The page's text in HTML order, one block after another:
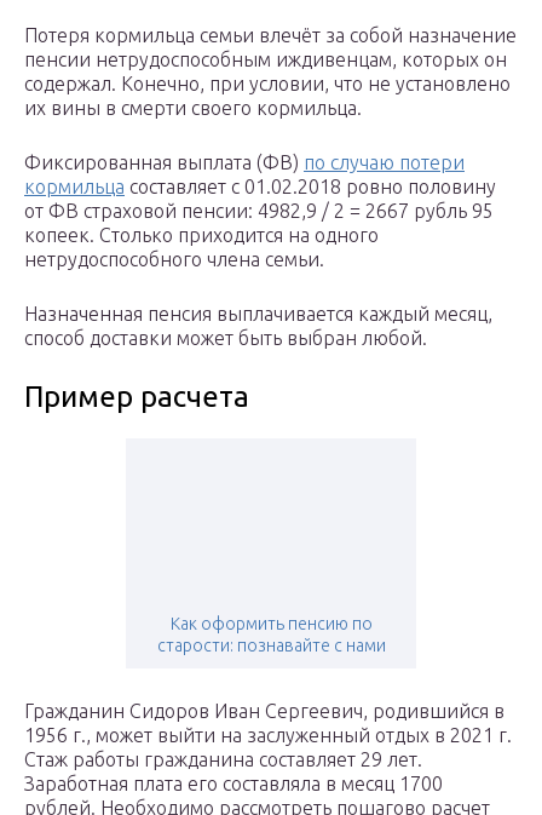
Потеря кормильца семьи влечёт за собой назначение
пенсии нетрудоспособным иждивенцам, которых он
содержал. Конечно, при условии, что не установлено
их вины в смерти своего кормильца.
Фиксированная выплата (ФВ) по случаю потери
кормильца составляет с 01.02.2018 ровно половину
от ФВ страховой пенсии: 4982,9 / 2 = 2667 рубль 95
копеек. Столько приходится на одного
нетрудоспособного члена семьи.
Назначенная пенсия выплачивается каждый месяц,
способ доставки может быть выбран любой.
Пример расчета­
Как оформить пенсию по
старости: познавайте с нами
Гражданин Сидоров Иван Сергеевич, родившийся в
1956 г., может выйти на заслуженный отдых в 2021 г.
Стаж работы гражданина составляет 29 лет.
Заработная плата его составляла в месяц 1700
рублей. Необходимо рассмотреть пошагово расчет